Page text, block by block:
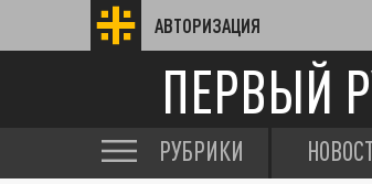
АВТОРИЗАЦИЯ
ПЕРВЫЙ
РУБРИКИ